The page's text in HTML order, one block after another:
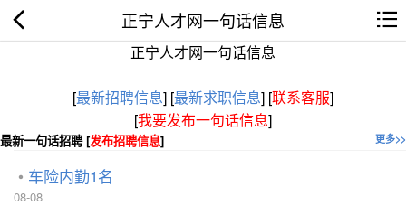
正宁人才网一句话信息
正宁人才网一句话信息
[最新招聘信息] [最新求职信息] [联系客服]
[我要发布一句话信息]
更多>>
最新一句话招聘 [发布招聘信息]
车险内勤1名
08-08